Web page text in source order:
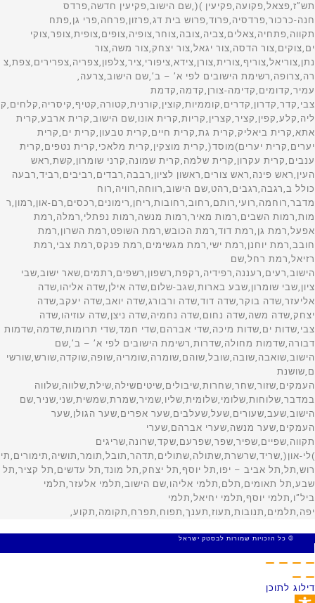
© כל הזכויות שמורות לבסטק ישראל
דילוג לתוכן